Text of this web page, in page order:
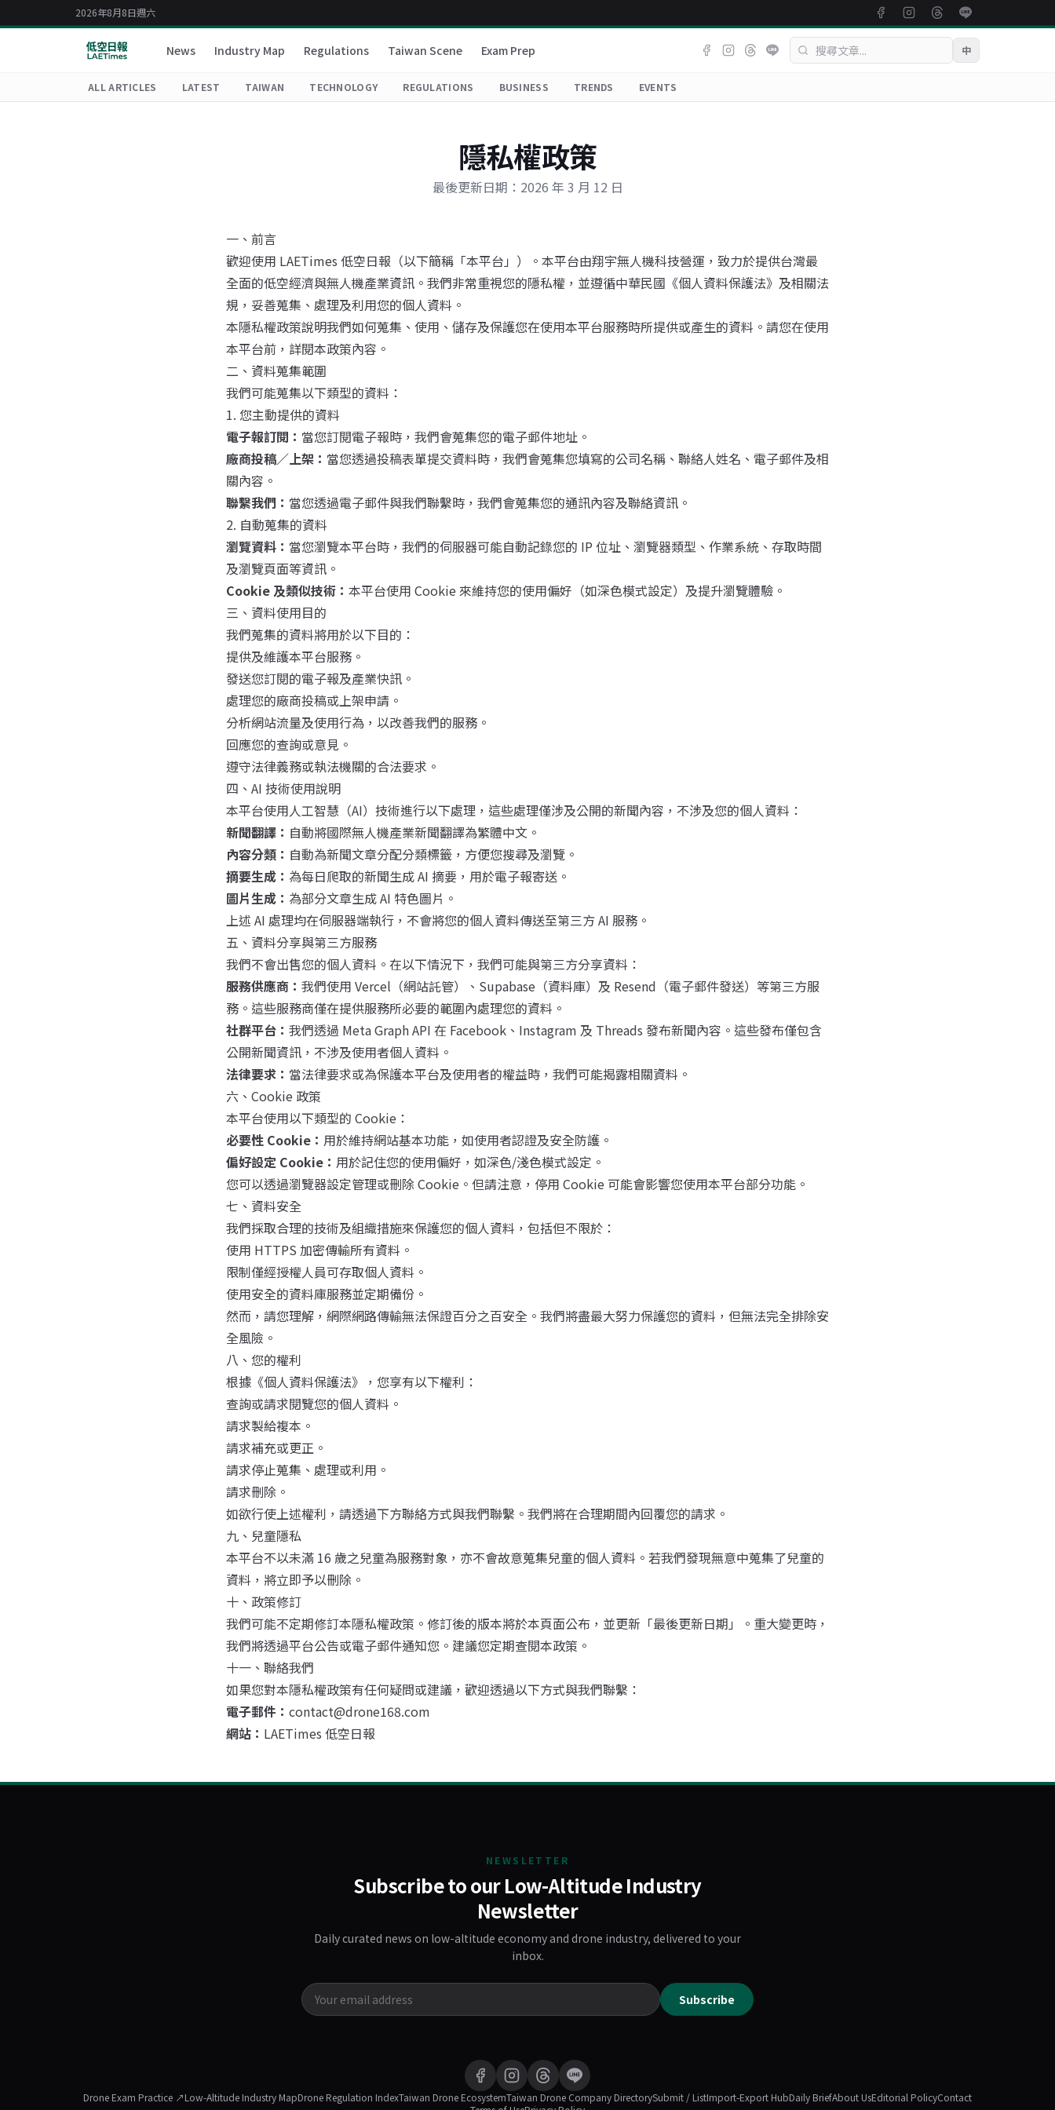
2026年8月8日週六
News Industry Map Regulations Taiwan Scene Exam Prep 中
ALL ARTICLES LATEST TAIWAN TECHNOLOGY REGULATIONS BUSINESS TRENDS EVENTS
隱私權政策
最後更新日期：2026 年 3 月 12 日
一、前言
歡迎使用 LAETimes 低空日報（以下簡稱「本平台」）。本平台由翔宇無人機科技營運，致力於提供台灣最
全面的低空經濟與無人機產業資訊。我們非常重視您的隱私權，並遵循中華民國《個人資料保護法》及相關法
規，妥善蒐集、處理及利用您的個人資料。
本隱私權政策說明我們如何蒐集、使用、儲存及保護您在使用本平台服務時所提供或產生的資料。請您在使用
本平台前，詳閱本政策內容。
二、資料蒐集範圍
我們可能蒐集以下類型的資料：
1. 您主動提供的資料
電子報訂閱： 當您訂閱電子報時，我們會蒐集您的電子郵件地址。
廠商投稿／上架： 當您透過投稿表單提交資料時，我們會蒐集您填寫的公司名稱、聯絡人姓名、電子郵件及相
關內容。
聯繫我們： 當您透過電子郵件與我們聯繫時，我們會蒐集您的通訊內容及聯絡資訊。
2. 自動蒐集的資料
瀏覽資料： 當您瀏覽本平台時，我們的伺服器可能自動記錄您的 IP 位址、瀏覽器類型、作業系統、存取時間
及瀏覽頁面等資訊。
Cookie 及類似技術： 本平台使用 Cookie 來維持您的使用偏好（如深色模式設定）及提升瀏覽體驗。
三、資料使用目的
我們蒐集的資料將用於以下目的：
提供及維護本平台服務。
發送您訂閱的電子報及產業快訊。
處理您的廠商投稿或上架申請。
分析網站流量及使用行為，以改善我們的服務。
回應您的查詢或意見。
遵守法律義務或執法機關的合法要求。
四、AI 技術使用說明
本平台使用人工智慧（AI）技術進行以下處理，這些處理僅涉及公開的新聞內容，不涉及您的個人資料：
新聞翻譯： 自動將國際無人機產業新聞翻譯為繁體中文。
內容分類： 自動為新聞文章分配分類標籤，方便您搜尋及瀏覽。
摘要生成： 為每日爬取的新聞生成 AI 摘要，用於電子報寄送。
圖片生成： 為部分文章生成 AI 特色圖片。
上述 AI 處理均在伺服器端執行，不會將您的個人資料傳送至第三方 AI 服務。
五、資料分享與第三方服務
我們不會出售您的個人資料。在以下情況下，我們可能與第三方分享資料：
服務供應商： 我們使用 Vercel（網站託管）、Supabase（資料庫）及 Resend（電子郵件發送）等第三方服
務。這些服務商僅在提供服務所必要的範圍內處理您的資料。
社群平台： 我們透過 Meta Graph API 在 Facebook、Instagram 及 Threads 發布新聞內容。這些發布僅包含
公開新聞資訊，不涉及使用者個人資料。
法律要求： 當法律要求或為保護本平台及使用者的權益時，我們可能揭露相關資料。
六、Cookie 政策
本平台使用以下類型的 Cookie：
必要性 Cookie： 用於維持網站基本功能，如使用者認證及安全防護。
偏好設定 Cookie： 用於記住您的使用偏好，如深色/淺色模式設定。
您可以透過瀏覽器設定管理或刪除 Cookie。但請注意，停用 Cookie 可能會影響您使用本平台部分功能。
七、資料安全
我們採取合理的技術及組織措施來保護您的個人資料，包括但不限於：
使用 HTTPS 加密傳輸所有資料。
限制僅經授權人員可存取個人資料。
使用安全的資料庫服務並定期備份。
然而，請您理解，網際網路傳輸無法保證百分之百安全。我們將盡最大努力保護您的資料，但無法完全排除安
全風險。
八、您的權利
根據《個人資料保護法》，您享有以下權利：
查詢或請求閱覽您的個人資料。
請求製給複本。
請求補充或更正。
請求停止蒐集、處理或利用。
請求刪除。
如欲行使上述權利，請透過下方聯絡方式與我們聯繫。我們將在合理期間內回覆您的請求。
九、兒童隱私
本平台不以未滿 16 歲之兒童為服務對象，亦不會故意蒐集兒童的個人資料。若我們發現無意中蒐集了兒童的
資料，將立即予以刪除。
十、政策修訂
我們可能不定期修訂本隱私權政策。修訂後的版本將於本頁面公布，並更新「最後更新日期」。重大變更時，
我們將透過平台公告或電子郵件通知您。建議您定期查閱本政策。
十一、聯絡我們
如果您對本隱私權政策有任何疑問或建議，歡迎透過以下方式與我們聯繫：
電子郵件： contact@drone168.com
網站： LAETimes 低空日報
NEWSLETTER
Subscribe to our Low-Altitude Industry
Newsletter
Daily curated news on low-altitude economy and drone industry, delivered to your
inbox.
Subscribe
Drone Exam Practice ↗Low-Altitude Industry MapDrone Regulation IndexTaiwan Drone EcosystemTaiwan Drone Company DirectorySubmit / ListImport-Export HubDaily BriefAbout UsEditorial PolicyContact